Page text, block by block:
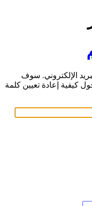
الإلكتروني. سوف
كيفية إعادة تعيين كلمة